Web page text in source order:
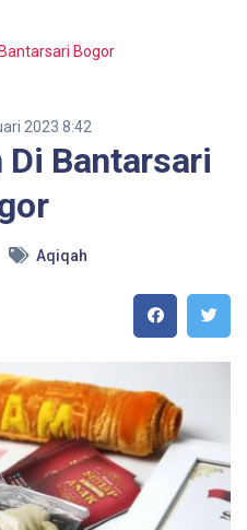
Bogor
2023 8:42
Di Bantarsari
Aqiqah